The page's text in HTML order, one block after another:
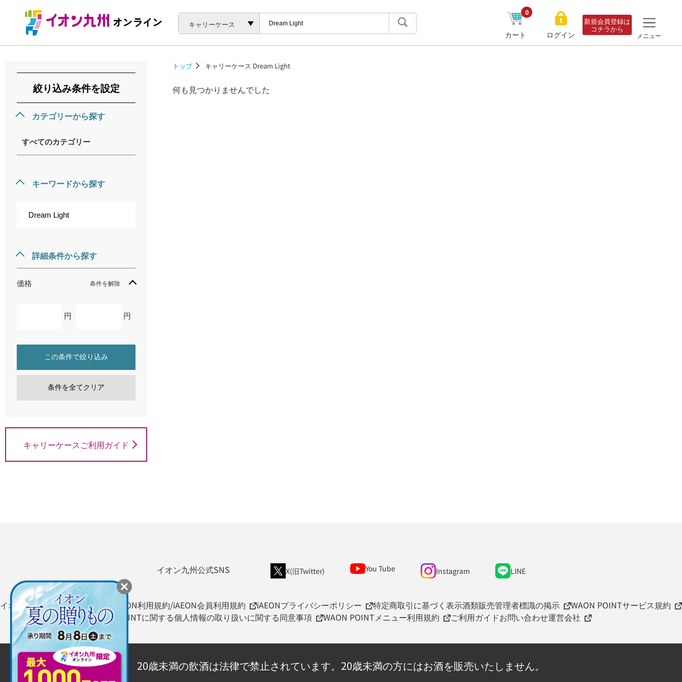
キャリーケース
カート
0
ログイン
新規会員登録は
コチラから
メニュー
絞り込み条件を設定
カテゴリーから探す
すべてのカテゴリー
キーワードから探す
詳細条件から探す
価格 条件を解除
円 円
この条件で絞り込み
条件を全てクリア
キャリーケースご利用ガイド
トップ キャリーケース Dream Light
何も見つかりませんでした
イオン九州公式SNS X(旧Twitter) You Tube Instagram LINE
イオン九州オンライン利用規約 iAEON利用規約/iAEON会員利用規約 iAEONプライバシーポリシー 特定商取引に基づく表示酒類販売管理者標識の掲示
WAON POINTサービス規約
WAON POINTに関する個人情報の取り扱いに関する同意事項
WAON POINTメニュー利用規約 ご利用ガイドお問い合わせ運営会社
20歳未満の飲酒は法律で禁止されています。 20歳未満の方にはお酒を販売いたしません。